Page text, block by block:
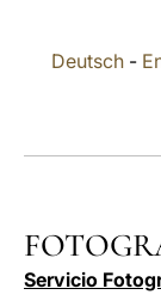
Deutsch-
Servicio